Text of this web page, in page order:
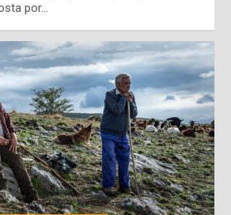
por…